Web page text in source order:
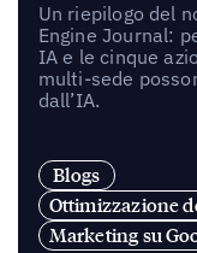
Un riepilogo del
Engine Journal:
IA e le cinque
multi-sede
dall’IA.
Blogs
Ottimizzazione
Marketing su